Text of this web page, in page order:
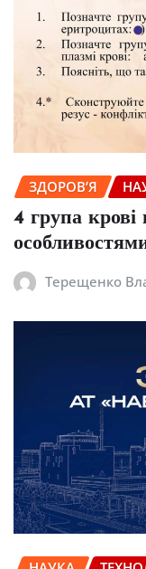
ЗДОРОВ’Я
4 група крові
Терещенко